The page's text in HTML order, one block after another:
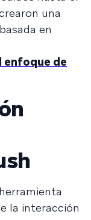
una
en
enfoque de
la interacción